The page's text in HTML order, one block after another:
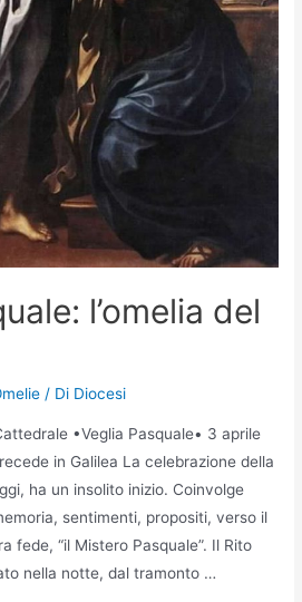
l’omelia del
/ Di Diocesi
•Veglia Pasquale• 3 aprile
in Galilea La celebrazione della
ha un insolito inizio. Coinvolge
sentimenti, propositi, verso il
fede, “il Mistero Pasquale”. Il Rito
nella notte, dal tramonto …